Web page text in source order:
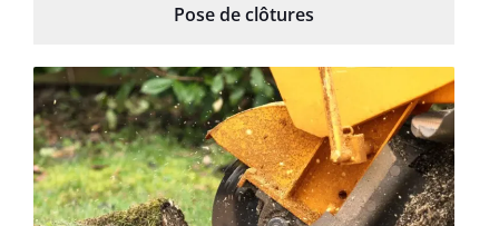
Pose de clôtures